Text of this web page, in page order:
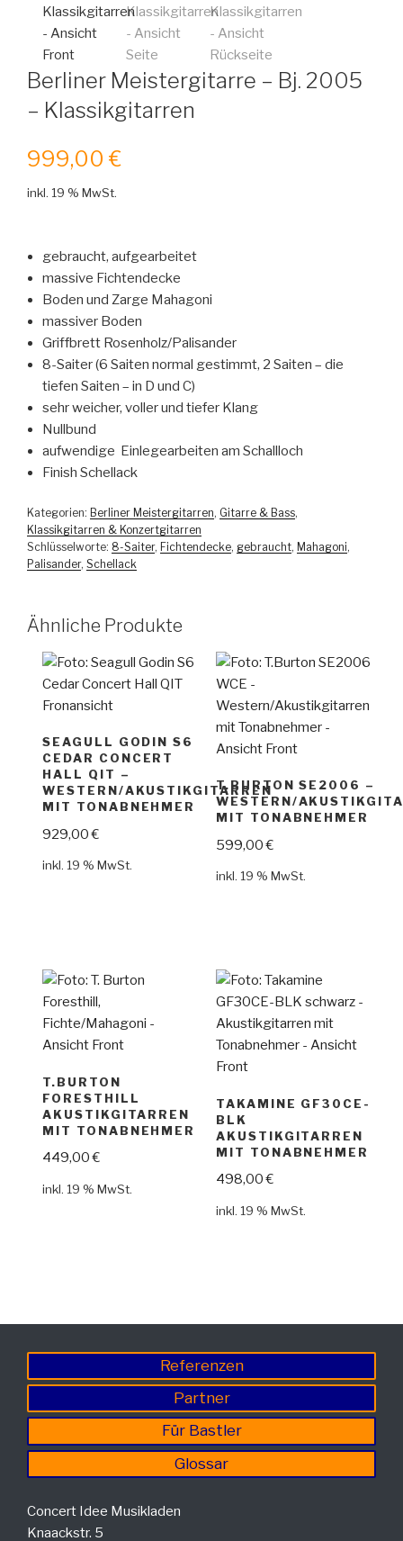
Berliner Meistergitarre – Bj. 2005
– Klassikgitarren
999,00 €
inkl. 19 % MwSt.
gebraucht, aufgearbeitet
massive Fichtendecke
Boden und Zarge Mahagoni
massiver Boden
Griffbrett Rosenholz/Palisander
8-Saiter (6 Saiten normal gestimmt, 2 Saiten – die
tiefen Saiten – in D und C)
sehr weicher, voller und tiefer Klang
Nullbund
aufwendige Einlegearbeiten am Schallloch
Finish Schellack
Kategorien: Berliner Meistergitarren, Gitarre & Bass,
Klassikgitarren & Konzertgitarren
Schlüsselworte: 8-Saiter, Fichtendecke, gebraucht, Mahagoni,
Palisander, Schellack
Ähnliche Produkte
SEAGULL GODIN S6
CEDAR CONCERT
HALL QIT –
WESTERN/AKUSTIKGITARREN
MIT TONABNEHMER
929,00€
inkl. 19 % MwSt.
T.BURTON SE2006 –
WESTERN/
MIT TONABNEHMER
599,00€
inkl. 19 % MwSt.
T.BURTON
FORESTHILL
AKUSTIKGITARREN
MIT TONABNEHMER
449,00€
inkl. 19 % MwSt.
TAKAMINE GF30CE-
BLK
AKUSTIKGITARREN
MIT TONABNEHMER
498,00€
inkl. 19 % MwSt.
Referenzen
Partner
Für Bastler
Glossar
Concert Idee Musikladen
Knaackstr. 5